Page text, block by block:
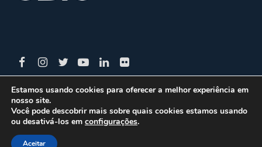
CBIC | SBN Quadra 01 – Bloco I – 4º Andar Edifício:
Armando Monteiro Neto - CEP 70.040-913 - Brasília/DF
Estamos usando cookies para oferecer a melhor experiência em
nosso site.
Você pode descobrir mais sobre quais cookies estamos usando
ou desativá-los em configurações.
Aceitar